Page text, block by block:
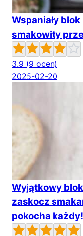
Wspaniały
smakowity
3.9 (9 ocen)
2025-02-20
Wyjątkowy
zaskocz
pokocha każdy!